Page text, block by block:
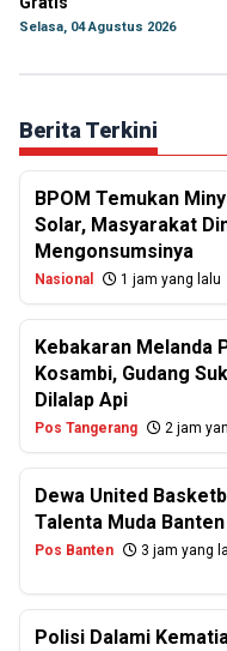
Selasa, 04 Agustus 2026
Berita Terkini
BPOM Temukan
Solar, Masyarakat
Mengonsumsinya
Nasional 1 jam yang lalu
Kebakaran Melanda
Kosambi, Gudang
Dilalap Api
Pos Tangerang 2 jam
Dewa United
Talenta Muda Banten
Pos Banten 3 jam yang
Polisi Dalami